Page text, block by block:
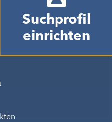
Suchprofil
einrichten